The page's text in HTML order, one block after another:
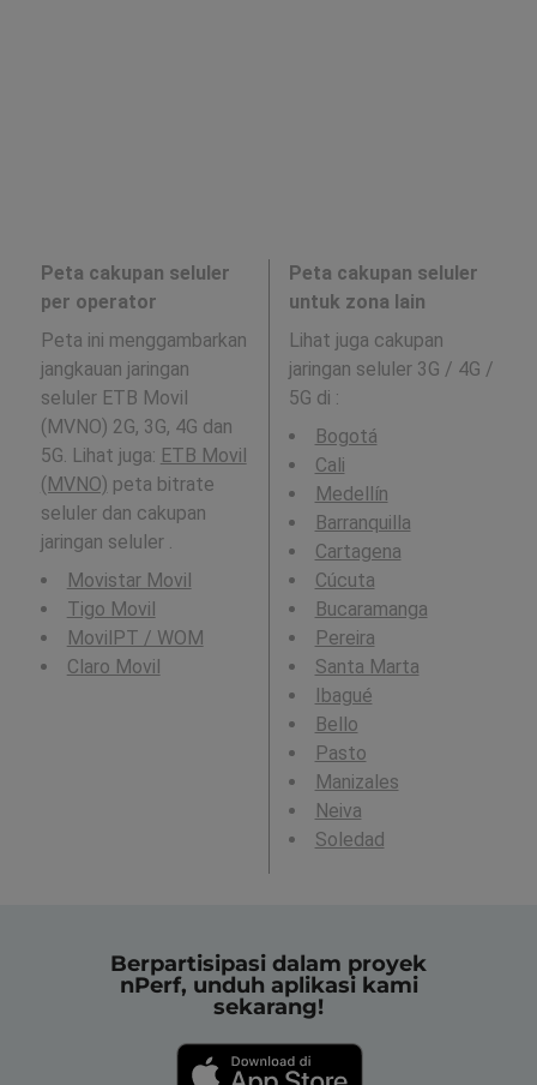
Peta cakupan seluler
per operator
Peta ini menggambarkan
jangkauan jaringan
seluler ETB Movil
(MVNO) 2G, 3G, 4G dan
5G. Lihat juga: ETB Movil
(MVNO) peta bitrate
seluler dan cakupan
jaringan seluler .
Movistar Movil
Tigo Movil
MovilPT / WOM
Claro Movil
Peta cakupan seluler
untuk zona lain
Lihat juga cakupan
jaringan seluler 3G / 4G /
5G di :
Bogotá
Cali
Medellín
Barranquilla
Cartagena
Cúcuta
Bucaramanga
Pereira
Santa Marta
Ibagué
Bello
Pasto
Manizales
Neiva
Soledad
Berpartisipasi dalam proyek
nPerf, unduh aplikasi kami
sekarang!